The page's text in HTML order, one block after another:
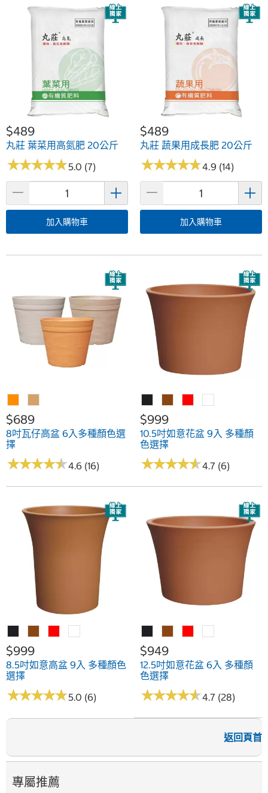
$489
丸莊 葉菜用高氮肥 20公斤
★★★★★
★★★★★5.0 (7)
加入購物車
$489
丸莊 蔬果用成長肥 20公斤
★★★★★
★★★★★4.9 (14)
加入購物車
$689
8吋瓦仔高盆 6入多種顏色選
擇
★★★★★
★★★★★4.6 (16)
$999
10.5吋如意花盆 9入 多種顏
色選擇
★★★★★
★★★★★4.7 (6)
$999
8.5吋如意高盆 9入 多種顏色
選擇
★★★★★
★★★★★5.0 (6)
$949
12.5吋如意花盆 6入 多種顏
色選擇
★★★★★
★★★★★4.7 (28)
返回頁首
專屬推薦